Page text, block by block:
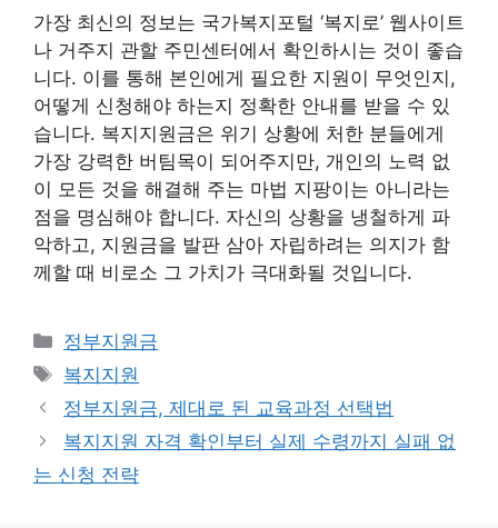
가장 최신의 정보는 국가복지포털 ‘복지로’ 웹사이트
나 거주지 관할 주민센터에서 확인하시는 것이 좋습
니다. 이를 통해 본인에게 필요한 지원이 무엇인지,
어떻게 신청해야 하는지 정확한 안내를 받을 수 있
습니다. 복지지원금은 위기 상황에 처한 분들에게
가장 강력한 버팀목이 되어주지만, 개인의 노력 없
이 모든 것을 해결해 주는 마법 지팡이는 아니라는
점을 명심해야 합니다. 자신의 상황을 냉철하게 파
악하고, 지원금을 발판 삼아 자립하려는 의지가 함
께할 때 비로소 그 가치가 극대화될 것입니다.
카
테
고
리
정부지원금
태
그
복지지원
정부지원금, 제대로 된 교육과정 선택법
복지지원 자격 확인부터 실제 수령까지 실패 없
는 신청 전략